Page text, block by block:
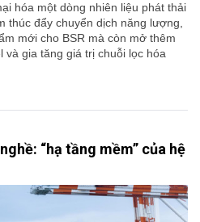
hóa một dòng nhiên liệu phát thải
thúc đẩy chuyển dịch năng lượng,
mới cho BSR mà còn mở thêm
gia tăng giá trị chuỗi lọc hóa
“hạ tầng mềm” của hệ